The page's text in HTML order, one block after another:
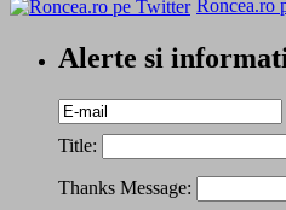
Roncea.ro
Alerte si
Title:
Thanks Message: